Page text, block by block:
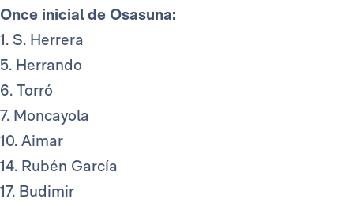
Once inicial de Osasuna:
1. S. Herrera
5. Herrando
6. Torró
7. Moncayola
10. Aimar
14. Rubén García
17. Budimir